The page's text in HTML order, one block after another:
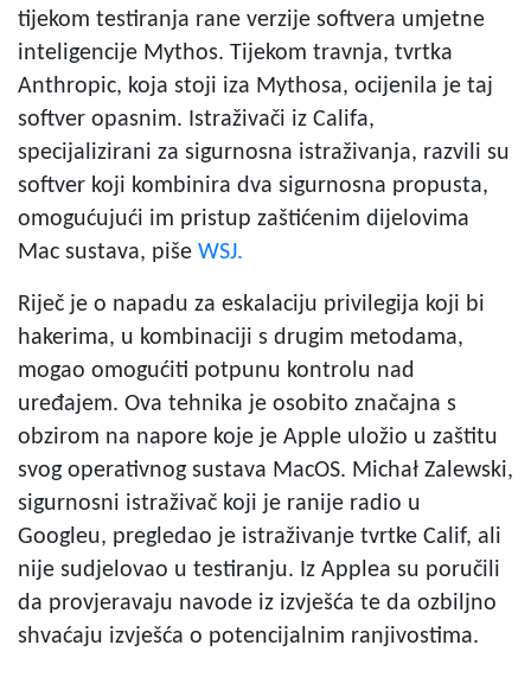
tijekom testiranja rane verzije softvera umjetne
inteligencije Mythos. Tijekom travnja, tvrtka
Anthropic, koja stoji iza Mythosa, ocijenila je taj
softver opasnim. Istraživači iz Califa,
specijalizirani za sigurnosna istraživanja, razvili su
softver koji kombinira dva sigurnosna propusta,
omogućujući im pristup zaštićenim dijelovima
Mac sustava, piše WSJ.
Riječ je o napadu za eskalaciju privilegija koji bi
hakerima, u kombinaciji s drugim metodama,
mogao omogućiti potpunu kontrolu nad
uređajem. Ova tehnika je osobito značajna s
obzirom na napore koje je Apple uložio u zaštitu
svog operativnog sustava MacOS. Michał Zalewski,
sigurnosni istraživač koji je ranije radio u
Googleu, pregledao je istraživanje tvrtke Calif, ali
nije sudjelovao u testiranju. Iz Applea su poručili
da provjeravaju navode iz izvješća te da ozbiljno
shvaćaju izvješća o potencijalnim ranjivostima.